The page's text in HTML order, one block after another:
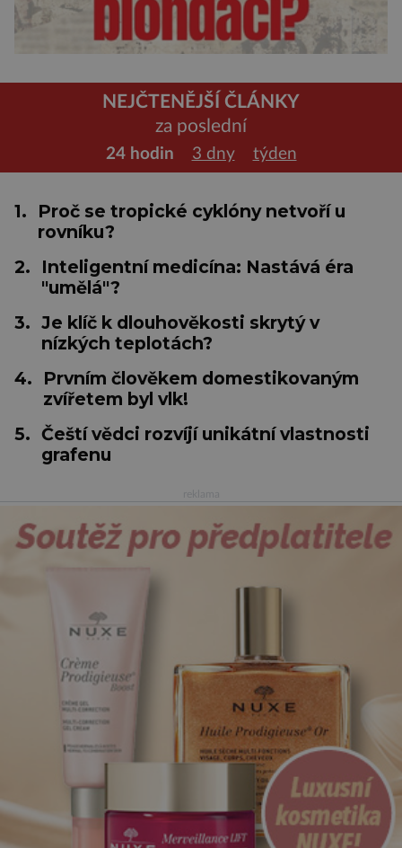
NEJČTENĚJŠÍ ČLÁNKY
za poslední
24 hodin 3 dny týden
1.
Proč se tropické cyklóny netvoří u
rovníku?
2.
Inteligentní medicína: Nastává éra
"umělá"?
3. Je klíč k dlouhověkosti skrytý v
nízkých teplotách?
4.
Prvním člověkem domestikovaným
zvířetem byl vlk!
5. Čeští vědci rozvíjí unikátní vlastnosti
grafenu